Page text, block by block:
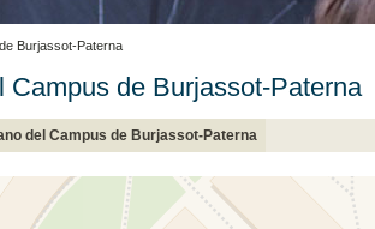
Burjassot-Paterna
Campus de Burjassot-Paterna
del Campus de Burjassot-Paterna